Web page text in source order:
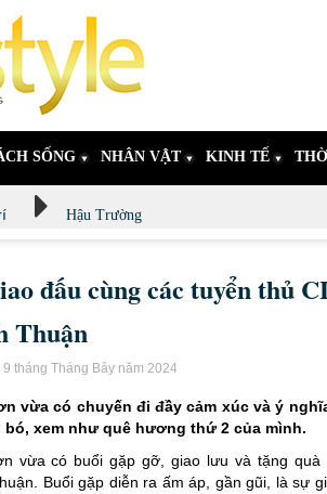
SỐNG NHÂN VẬT KINH TẾ
Hậu Trường
đấu cùng các tuyển thủ
Thuận
tháng Tháng Bảy năm 2024
vừa có chuyến đi đầy cảm xúc và ý
bó, xem như quê hương thứ 2 của mình.
vừa có buổi gặp gỡ, giao lưu và tặng quà
Buổi gặp diễn ra ấm áp, gần gũi, là sự